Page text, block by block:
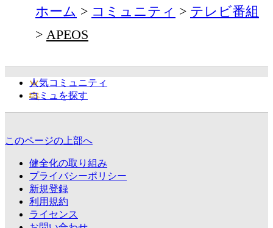
ホーム コミュニティ
テレビ番組
APEOS
人気コミュニティ
コミュを探す
このページの上部へ
健全化の取り組み
プライバシーポリシー
新規登録
利用規約
ライセンス